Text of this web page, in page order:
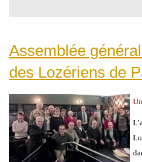
Assemblée
des Lozériens de